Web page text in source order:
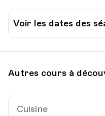
Voir les dates des
Pully
Autres cours à
Cuisine